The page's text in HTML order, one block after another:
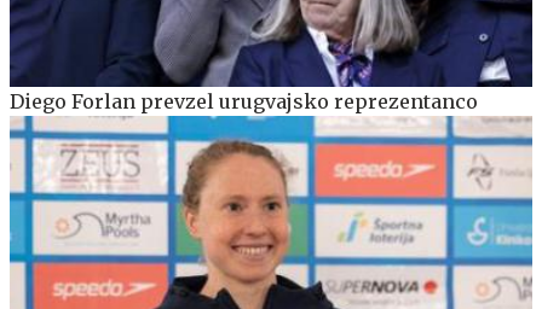
Diego Forlan prevzel urugvajsko reprezentanco